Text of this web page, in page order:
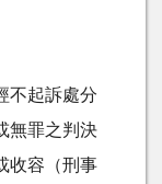
不起訴處分
無罪之判決
收容（刑事